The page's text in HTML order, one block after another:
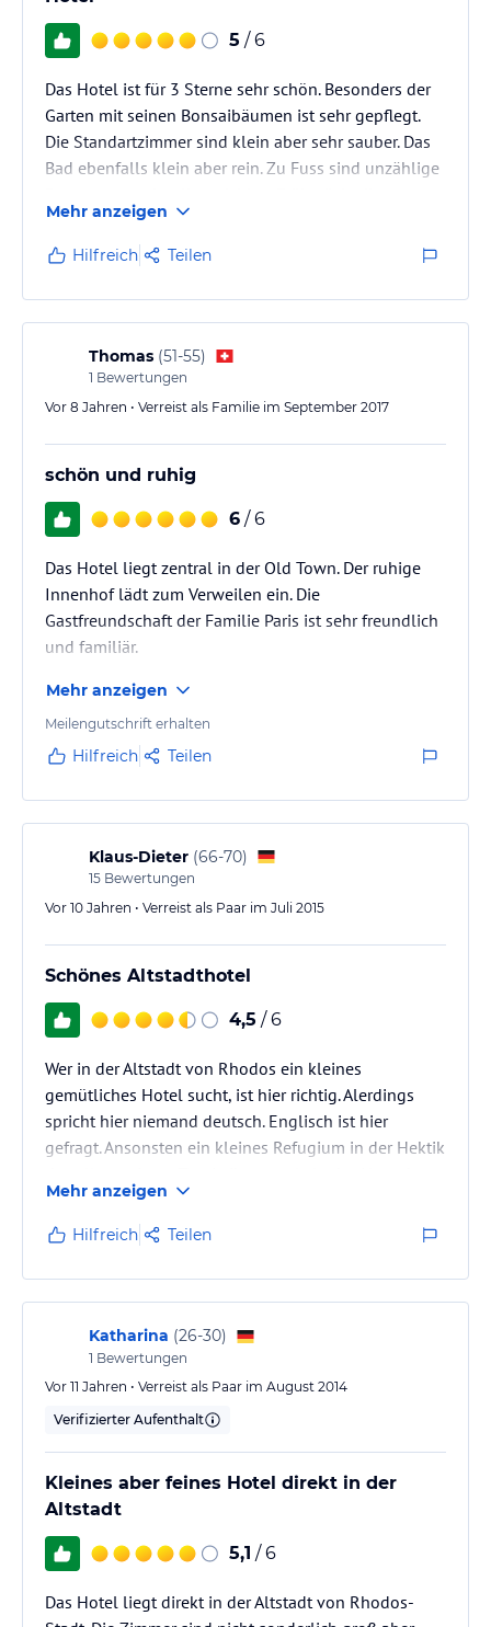
5 / 6
Das Hotel ist für 3 Sterne sehr schön. Besonders der
Garten mit seinen Bonsaibäumen ist sehr gepflegt.
Die Standartzimmer sind klein aber sehr sauber. Das
Bad ebenfalls klein aber rein. Zu Fuss sind unzählige
reichlich, allerdings haben uns die Früchte gefehlt.
Die Hotelbesitzer sind sehr zuvorkommend und nett.
Würden dieses Hotel wieder buchen.
Mehr anzeigen
Hilfreich Teilen
Thomas (51-55)
1 Bewertungen
Vor 8 Jahren • Verreist als Familie im September 2017
schön und ruhig
6 / 6
Das Hotel liegt zentral in der Old Town. Der ruhige
Innenhof lädt zum Verweilen ein. Die
Gastfreundschaft der Familie Paris ist sehr freundlich
und familiär.
Mehr anzeigen
Meilengutschrift erhalten
Hilfreich Teilen
Klaus-Dieter (66-70)
15 Bewertungen
Vor 10 Jahren • Verreist als Paar im Juli 2015
Schönes Altstadthotel
4,5 / 6
Wer in der Altstadt von Rhodos ein kleines
gemütliches Hotel sucht, ist hier richtig. Alerdings
spricht hier niemand deutsch. Englisch ist hier
gefragt. Ansonsten ein kleines Refugium in der Hektik
von Rhodos.
Mehr anzeigen
Hilfreich Teilen
Katharina (26-30)
1 Bewertungen
Vor 11 Jahren • Verreist als Paar im August 2014
Verifizierter Aufenthalt
Kleines aber feines Hotel direkt in der
Altstadt
5,1 / 6
Das Hotel liegt direkt in der Altstadt von Rhodos-